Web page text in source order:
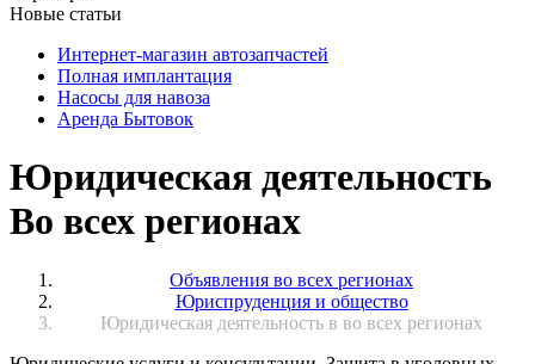
Новые статьи
Интернет-магазин автозапчастей
Полная имплантация
Насосы для навоза
Аренда Бытовок
Юридическая деятельность
Во всех регионах
Объявления во всех регионах
Юриспруденция и общество
Юридическая деятельность в во всех регионах